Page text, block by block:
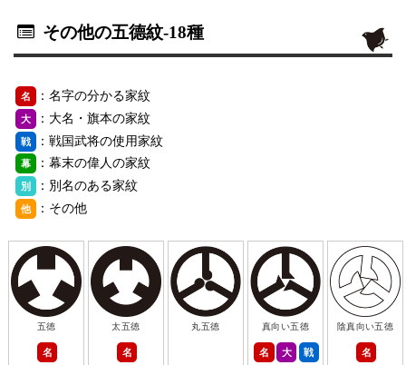
その他の五德紋-18種
名 ：名字の分かる家紋
大 ：大名・旗本の家紋
戦 ：戦国武将の使用家紋
幕 ：幕末の偉人の家紋
別 ：別名のある家紋
他 ：その他
五徳
名
太五徳
名
丸五徳 真向い五徳
名 大 戦
陰真向い五徳
名